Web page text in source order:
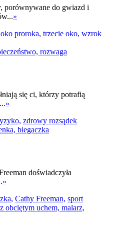
porównywane do gwiazd i
»
oko proroka, trzecie oko, wzrok
się ci, którzy potrafią
»
zdrowy rozsądek
doświadczyła
»
Cathy Freeman, sport